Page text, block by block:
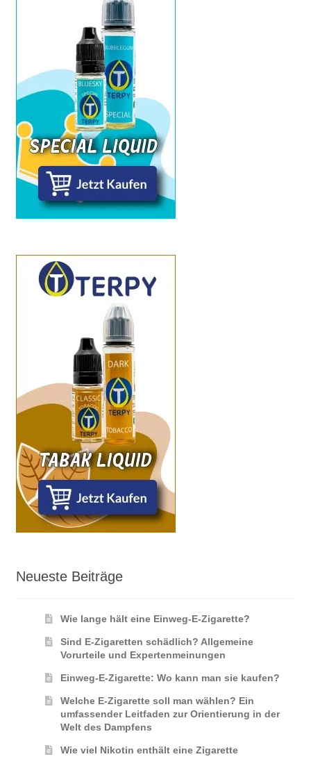
Neueste Beiträge
Wie lange hält eine Einweg-E-Zigarette?
Sind E-Zigaretten schädlich? Allgemeine
Vorurteile und Expertenmeinungen
Einweg-E-Zigarette: Wo kann man sie kaufen?
Welche E-Zigarette soll man wählen? Ein
umfassender Leitfaden zur Orientierung in der
Welt des Dampfens
Wie viel Nikotin enthält eine Zigarette